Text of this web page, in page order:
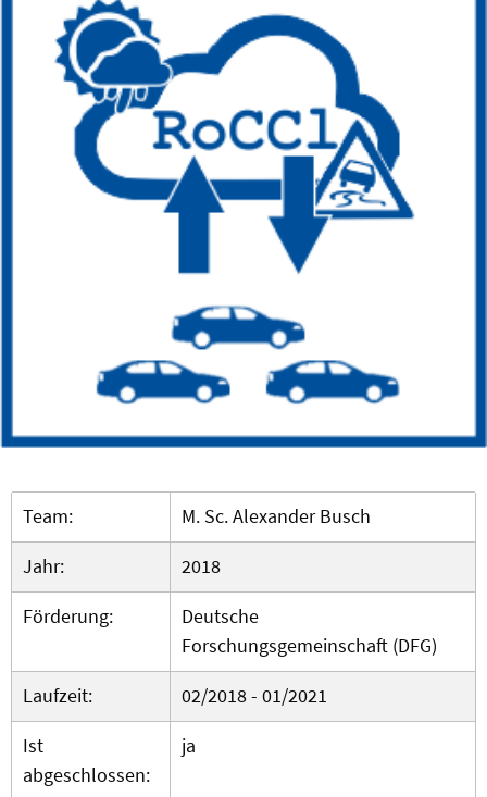
Team:
M. Sc. Alexander Busch
Jahr:
2018
Förderung:
Deutsche
Forschungsgemeinschaft (DFG)
Laufzeit:
02/2018 - 01/2021
Ist
abgeschlossen:
ja